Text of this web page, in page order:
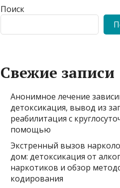
Поиск
Свежие записи
Анонимное лечение
детоксикация, вывод из
реабилитация с
помощью
Экстренный вызов
дом: детоксикация от
наркотиков и обзор
кодирования